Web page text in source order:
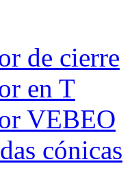
de cierre
en T
VEBEO
cónicas